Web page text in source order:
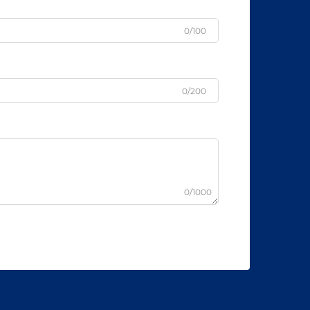
0/100
0/200
0/1000